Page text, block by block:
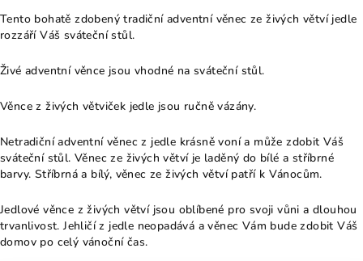
Tento bohatě zdobený tradiční adventní věnec ze živých větví jedle
rozzáří Váš sváteční stůl.
Živé adventní věnce jsou vhodné na sváteční stůl.
Věnce z živých větviček jedle jsou ručně vázány.
Netradiční adventní věnec z jedle krásně voní a může zdobit Váš
sváteční stůl. Věnec ze živých větví je laděný do bílé a stříbrné
barvy. Stříbrná a bílý, věnec ze živých větví patří k Vánocům.
Jedlové věnce z živých větví jsou oblíbené pro svoji vůni a dlouhou
trvanlivost. Jehličí z jedle neopadává a věnec Vám bude zdobit Váš
domov po celý vánoční čas.